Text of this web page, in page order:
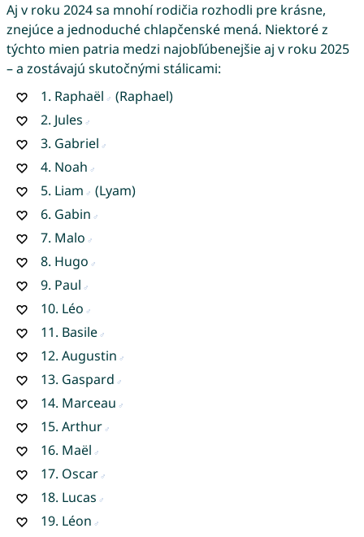
Aj v roku 2024 sa mnohí rodičia rozhodli pre krásne,
znejúce a jednoduché chlapčenské mená. Niektoré z
týchto mien patria medzi najobľúbenejšie aj v roku 2025
– a zostávajú skutočnými stálicami:
1. Raphaël
(Raphael)
2. Jules
3. Gabriel
4. Noah
5. Liam
(Lyam)
6. Gabin
7. Malo
8. Hugo
9. Paul
10. Léo
11. Basile
12. Augustin
13. Gaspard
14. Marceau
15. Arthur
16. Maël
17. Oscar
18. Lucas
19. Léon